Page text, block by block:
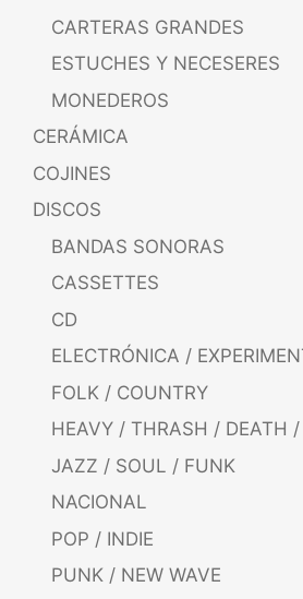
CARTERAS GRANDES
ESTUCHES Y NECESERES
MONEDEROS
CERÁMICA
COJINES
DISCOS
BANDAS SONORAS
CASSETTES
CD
ELECTRÓNICA /
FOLK / COUNTRY
HEAVY / THRASH / DEATH /
JAZZ / SOUL / FUNK
NACIONAL
POP / INDIE
PUNK / NEW WAVE